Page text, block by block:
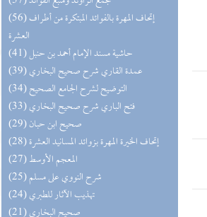
(56) إتحاف المهرة بالفوائد المبتكرة من أطراف
العشرة
(41) حاشية مسند الإمام أحمد بن حنبل
(39) عمدة القاري شرح صحيح البخاري
(34) التوضيح لشرح الجامع الصحيح
(33) فتح الباري شرح صحيح البخاري
(29) صحيح ابن حبان
(28) إتحاف الخيرة المهرة بزوائد المسانيد العشرة
(27) المعجم الأوسط
(25) شرح النووي على مسلم
(24) تهذيب الآثار للطبري